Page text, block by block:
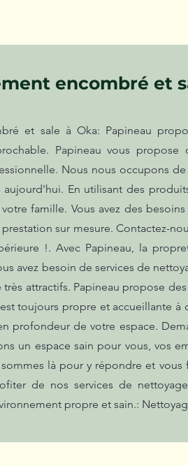
encombré et
et sale à Oka: Papineau
Papineau vous
Nous nous occupons
En utilisant des
famille. Vous avez des
sur mesure. Contactez-
!. Avec Papineau, la
avez besoin de services de
attractifs. Papineau propose
toujours propre et accueillante
profondeur de votre espace.
un espace sain pour vous, vos
là pour y répondre et
de nos services de
propre et sain.: